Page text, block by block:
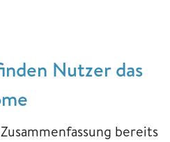
Nutzer das
bereits